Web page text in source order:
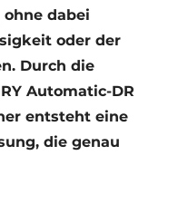
dabei
oder der
Durch die
Automatic-DR
entsteht eine
die genau